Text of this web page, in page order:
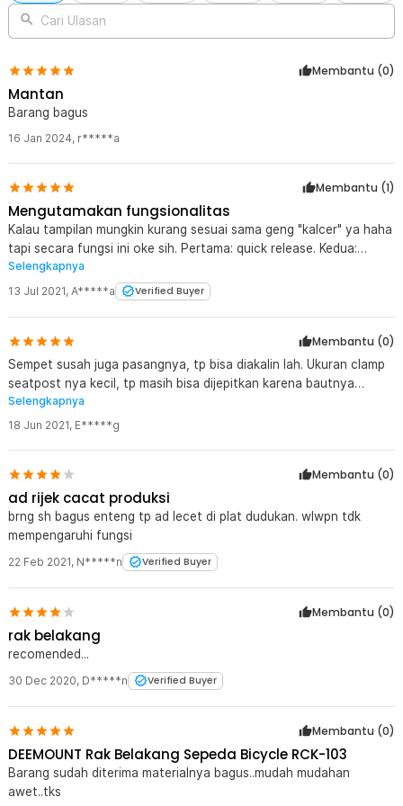
1 x Set Bantalan Karet
1 x Set Mur dan Baut
1 x Tali Elastis
2 x Quick Release Mount
2 x Tiang Penyangga
Cari Ulasan
Membantu (0)
Mantan
Barang bagus
16 Jan 2024, r*****a
Membantu (1)
Mengutamakan fungsionalitas
Kalau tampilan mungkin kurang sesuai sama geng "kalcer" ya haha
tapi secara fungsi ini oke sih. Pertama: quick release. Kedua:
ringan. Ketiga: sistem knock down. Sistem knock down ini jadi bisa
pasang seperlunya. Misal hanya pasang yang di seatpost saja jika
bawaannya tidak terlalu berat. Pasang rak pannier samping jika
keperluan. Kekurangan: detil-detil kurang halus tapi kalau dari jauh
mah gak akan keliatan.
Selengkapnya
13 Jul 2021, A*****a Verified Buyer
Membantu (0)
Sempet susah juga pasangnya, tp bisa diakalin lah. Ukuran clamp
seatpost nya kecil, tp masih bisa dijepitkan karena bautnya
lumayan panjang
Selengkapnya
18 Jun 2021, E*****g
Membantu (0)
ad rijek cacat produksi
brng sh bagus enteng tp ad lecet di plat dudukan. wlwpn tdk
mempengaruhi fungsi
22 Feb 2021, N*****n Verified Buyer
Membantu (0)
rak belakang
recomended...
30 Dec 2020, D*****n Verified Buyer
Membantu (0)
DEEMOUNT Rak Belakang Sepeda Bicycle RCK-103
Barang sudah diterima materialnya bagus..mudah mudahan
awet..tks